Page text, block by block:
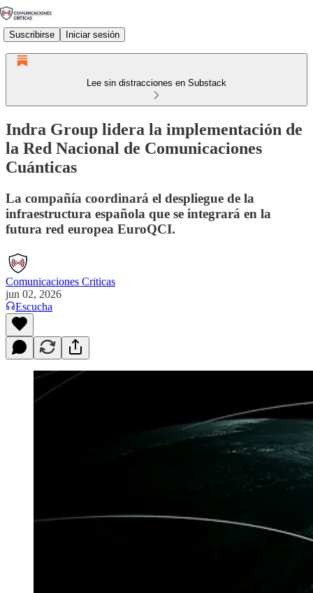
Suscribirse Iniciar sesión
Lee sin distracciones en Substack
Indra Group lidera la implementación de
la Red Nacional de Comunicaciones
Cuánticas
La compañía coordinará el despliegue de la
infraestructura española que se integrará en la
futura red europea EuroQCI.
Comunicaciones Criticas
jun 02, 2026
Escucha